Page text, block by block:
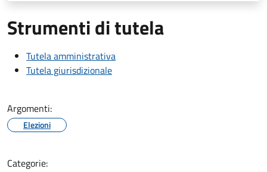
Strumenti di tutela
Tutela amministrativa
Tutela giurisdizionale
Argomenti:
Elezioni
Categorie: